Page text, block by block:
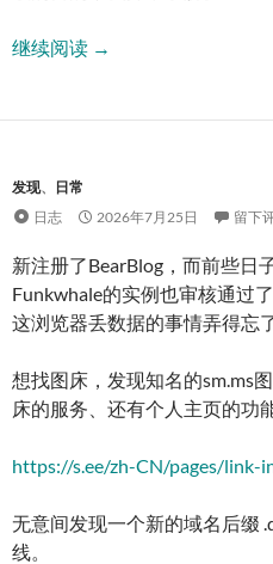
继续阅读记忆的伤痕与惧怕的心
→
发现、
日常
日志
2026年7月25日 留下
新注册了BearBlog，而前些日
Funkwhale的实例也审核通过
这浏览器丢数据的事情弄得忘了
想找图床，发现知名的sm.ms
床的服务、还有个人主页的功
https://s.ee/zh-CN/pages/link-
无意间发现一个新的域名后缀
线。